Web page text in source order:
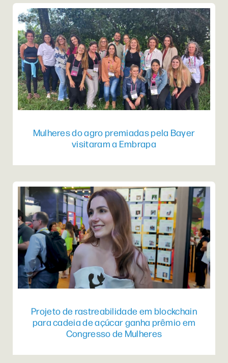
Mulheres do agro premiadas pela Bayer
visitaram a Embrapa
Projeto de rastreabilidade em blockchain
para cadeia de açúcar ganha prêmio em
Congresso de Mulheres